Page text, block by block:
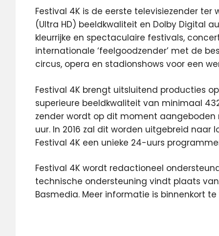
Festival 4K is de eerste televisiezender
(Ultra HD) beeldkwaliteit en Dolby Digital
kleurrijke en spectaculaire festivals,
internationale ‘feelgoodzender’ met de
circus, opera en stadionshows voor een
Festival 4K brengt uitsluitend producties
superieure beeldkwaliteit van minimaal
zender wordt op dit moment
uur. In 2016 zal dit worden uitgebreid naar
Festival 4K een unieke 24-uurs
Festival 4K wordt redactioneel
technische ondersteuning vindt plaats
Basmedia. Meer informatie is binnenkort